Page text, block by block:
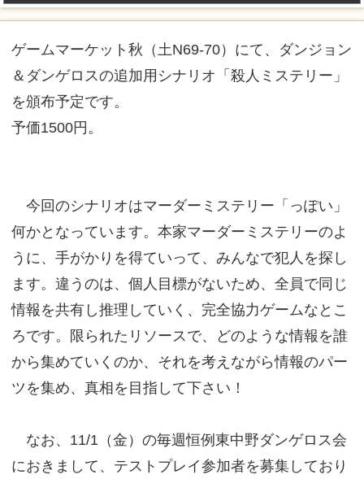
ゲームマーケット秋（土N69-70）にて、ダンジョン
＆ダンゲロスの追加用シナリオ「殺人ミステリー」
を頒布予定です。
予価1500円。
今回のシナリオはマーダーミステリー「っぽい」
何かとなっています。本家マーダーミステリーのよ
うに、手がかりを得ていって、みんなで犯人を探し
ます。違うのは、個人目標がないため、全員で同じ
情報を共有し推理していく、完全協力ゲームなとこ
ろです。限られたリソースで、どのような情報を誰
から集めていくのか、それを考えながら情報のパー
ツを集め、真相を目指して下さい！
なお、11/1（金）の毎週恒例東中野ダンゲロス会
におきまして、テストプレイ参加者を募集しており